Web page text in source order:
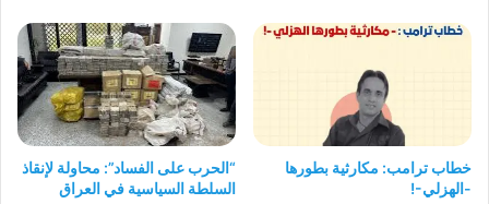
خطاب ترامب: مكارثية بطورها
-الهزلي-!
“الحرب على الفساد”: محاولة لإنقاذ
السلطة السياسية في العراق